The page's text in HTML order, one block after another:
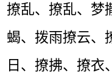
撩乱、撩乱、梦
蝎、拨雨撩云、
日、撩拂、撩衣